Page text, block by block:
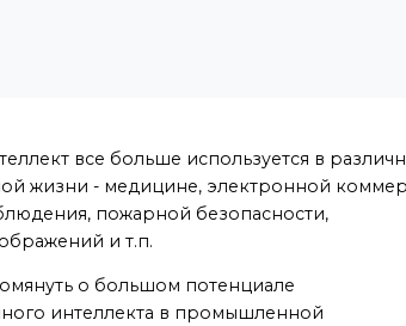
все больше используется в
жизни - медицине, электронной
пожарной безопасности,
и т.п.
о большом потенциале
интеллекта в промышленной